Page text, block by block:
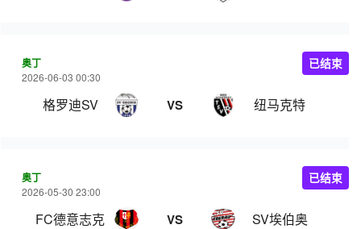
奥丁
2026-06-03 00:30
格罗迪SV VS 纽马克特
已结束
奥丁
2026-05-30 23:00
FC德意志克 VS SV埃伯奥
已结束